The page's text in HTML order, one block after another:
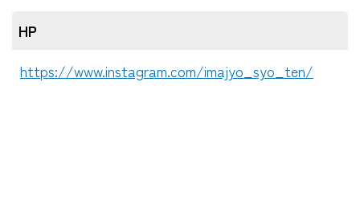
HP
https://www.instagram.com/imajyo_syo_ten/